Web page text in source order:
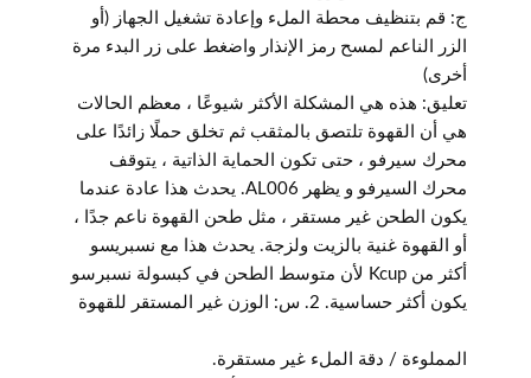
ج: قم بتنظيف محطة الملء وإعادة تشغيل الجهاز (أو
الزر الناعم لمسح رمز الإنذار واضغط على زر البدء مرة
أخرى)
تعليق: هذه هي المشكلة الأكثر شيوعًا ، معظم الحالات
هي أن القهوة تلتصق بالمثقب ثم تخلق حملًا زائدًا على
محرك سيرفو ، حتى تكون الحماية الذاتية ، يتوقف
محرك السيرفو و يظهر AL006. يحدث هذا عادة عندما
يكون الطحن غير مستقر ، مثل طحن القهوة ناعم جدًا ،
أو القهوة غنية بالزيت ولزجة. يحدث هذا مع نسبريسو
أكثر من Kcup لأن متوسط ​​الطحن في كبسولة نسبرسو
يكون أكثر حساسية. 2. س: الوزن غير المستقر للقهوة
المملوءة / دقة الملء غير مستقرة.